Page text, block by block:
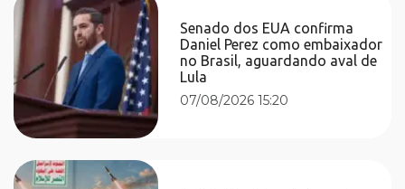
Senado dos EUA confirma
Daniel Perez como embaixador
no Brasil, aguardando aval de
Lula
07/08/2026 15:20